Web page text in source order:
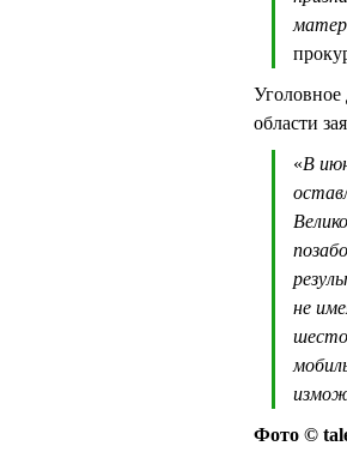
области
«В
не
Фото ©